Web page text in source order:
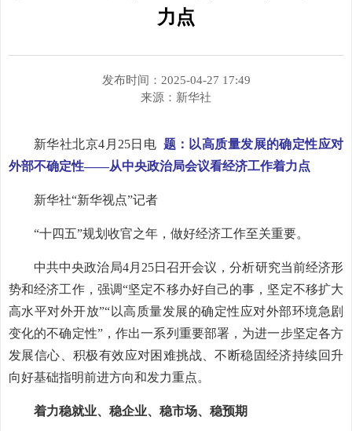
力点
发布时间：2025-04-27 17:49
来源： 新华社
新华社北京4月25日电 题：以高质量发展的确定性应对
外部不确定性——从中央政治局会议看经济工作着力点
新华社“新华视点”记者
“十四五”规划收官之年，做好经济工作至关重要。
中共中央政治局4月25日召开会议，分析研究当前经济形
势和经济工作，强调“坚定不移办好自己的事，坚定不移扩大
高水平对外开放”“以高质量发展的确定性应对外部环境急剧
变化的不确定性”，作出一系列重要部署，为进一步坚定各方
发展信心、积极有效应对困难挑战、不断稳固经济持续回升
向好基础指明前进方向和发力重点。
着力稳就业、稳企业、稳市场、稳预期